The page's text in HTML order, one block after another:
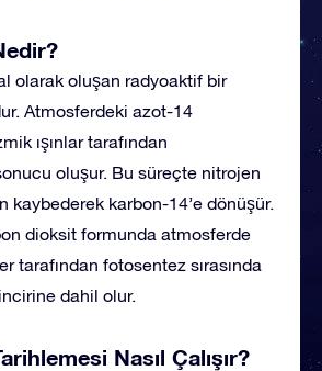
olarak oluşan radyoaktif bir
Atmosferdeki azot-14
ışınlar tarafından
oluşur. Bu süreçte nitrojen
kaybederek karbon-14’e dönüşür.
dioksit formunda atmosferde
tarafından fotosentez sırasında
dahil olur.
Nasıl Çalışır?